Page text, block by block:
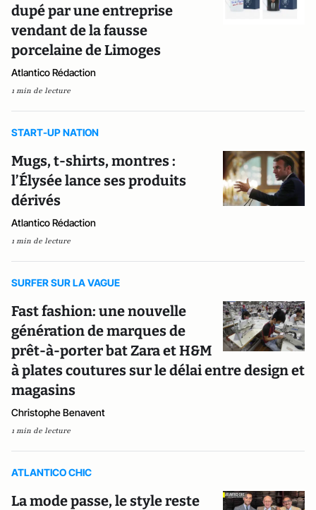
dupé par une entreprise
vendant de la fausse
porcelaine de Limoges
Atlantico Rédaction
1 min de lecture
START-UP NATION
Mugs, t-shirts, montres :
l’Élysée lance ses produits
dérivés
Atlantico Rédaction
1 min de lecture
SURFER SUR LA VAGUE
Fast fashion: une nouvelle
génération de marques de
prêt-à-porter bat Zara et H&M
à plates coutures sur le délai entre design et
magasins
Christophe Benavent
1 min de lecture
ATLANTICO CHIC
La mode passe, le style reste